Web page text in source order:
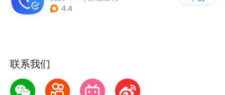
4.4
联系我们